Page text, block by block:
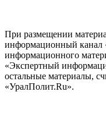
При размещении
информационный канал
информационного
«Экспертный
остальные материалы,
«УралПолит.Ru».